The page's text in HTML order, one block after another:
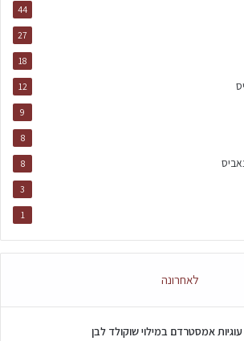
44
27
18
12
9
8
8
3
1
לאחרונה
עוגיות אמסטרדם במילוי שוקולד לבן